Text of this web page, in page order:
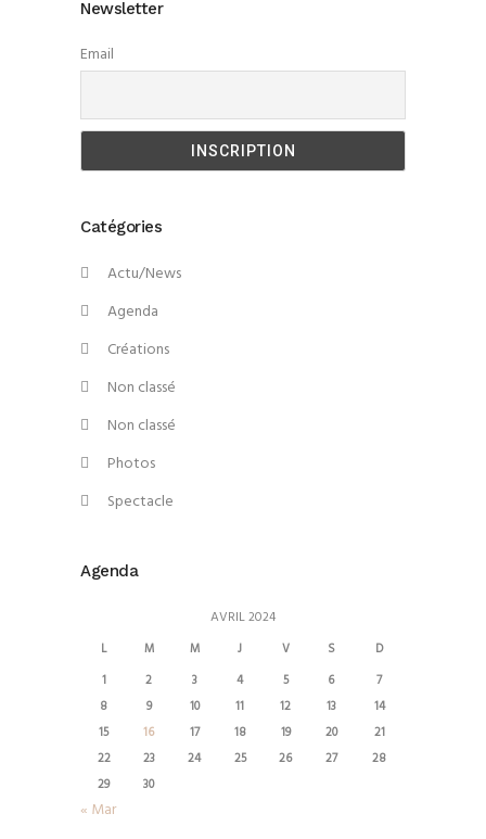
Newsletter
Email
Catégories
Actu/News
Agenda
Créations
Non classé
Non classé
Photos
Spectacle
Agenda
AVRIL 2024
L M M J V S
D
1
2 3 4 5 6
7
8
9 10 11 12 13
14
15
16 17 18 19 20
21
22
23 24 25 26 27
28
29
30
« Mar